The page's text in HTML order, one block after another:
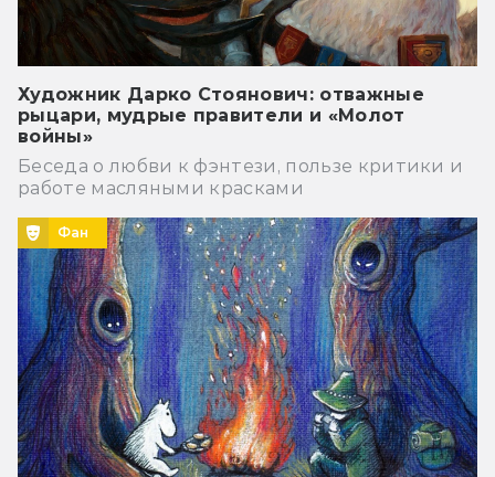
Художник Дарко Стоянович: отважные
рыцари, мудрые правители и «Молот
войны»
Беседа о любви к фэнтези, пользе критики и
работе масляными красками
Фан